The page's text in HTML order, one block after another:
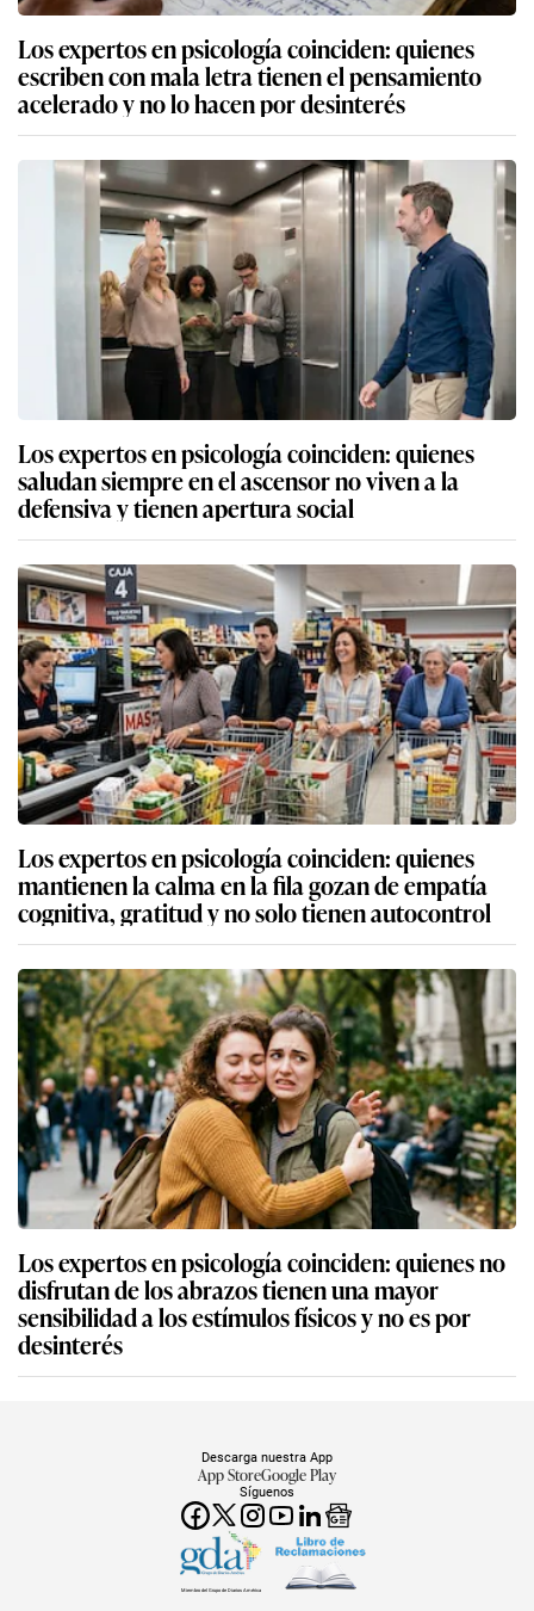
Los expertos en psicología coinciden: quienes
escriben con mala letra tienen el pensamiento
acelerado y no lo hacen por desinterés
Los expertos en psicología coinciden: quienes
saludan siempre en el ascensor no viven a la
defensiva y tienen apertura social
Los expertos en psicología coinciden: quienes
mantienen la calma en la fila gozan de empatía
cognitiva, gratitud y no solo tienen autocontrol
Los expertos en psicología coinciden: quienes no
disfrutan de los abrazos tienen una mayor
sensibilidad a los estímulos físicos y no es por
desinterés
Síguenos
Descarga nuestra App
App StoreGoogle Play
Miembro del Grupo de Diarios América